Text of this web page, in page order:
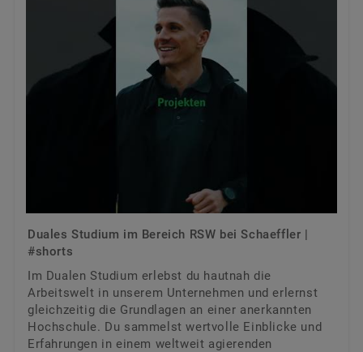
Duales Studium im Bereich RSW bei Schaeffler |
#shorts
Im Dualen Studium erlebst du hautnah die
Arbeitswelt in unserem Unternehmen und erlernst
gleichzeitig die Grundlagen an einer anerkannten
Hochschule. Du sammelst wertvolle Einblicke und
Erfahrungen in einem weltweit agierenden